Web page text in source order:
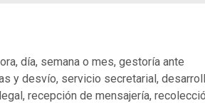
día, semana o mes, gestoría ante
y desvío, servicio secretarial,
recepción de mensajería,